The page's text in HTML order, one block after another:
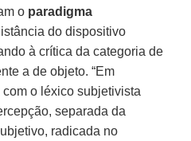
o paradigma
do dispositivo
à crítica da categoria de
a de objeto. “Em
com o léxico subjetivista
separada da
radicada no